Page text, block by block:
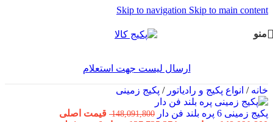
Skip to navigation Skip to main content
منو
ارسال لیست جهت استعلام
خانه/ انواع پکیج و رادیاتور/ پکیج زمینی
پکیج زمینی 6 پره بلند فن دار 148,091,800 قیمت اصلی